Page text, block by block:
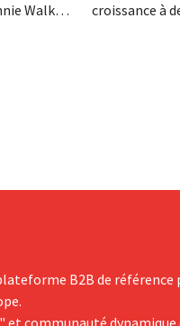
Walker,
croissance à
B2B de référence
et communauté dynamique